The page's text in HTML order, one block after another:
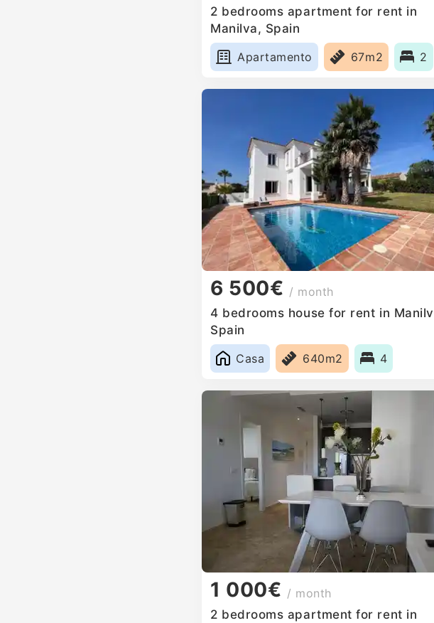
2 bedrooms apartment for rent in
Manilva, Spain
Apartamento
67m2 2
6 500€ / month
4 bedrooms house for rent in
Spain
Casa
640m2 4
1 000€ / month
2 bedrooms apartment for rent in